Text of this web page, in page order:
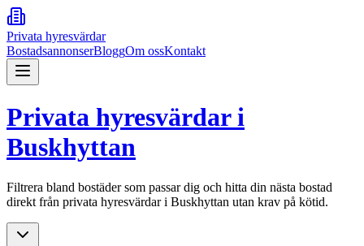
Privata hyresvärdar
BostadsannonserBloggOm ossKontakt
Privata hyresvärdar i
Buskhyttan
Filtrera bland bostäder som passar dig och hitta din nästa bostad
direkt från privata hyresvärdar i Buskhyttan utan krav på kötid.